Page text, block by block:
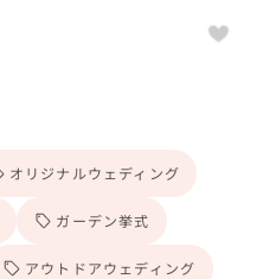
オリジナルウェディング
ガーデン挙式
アウトドアウェディング